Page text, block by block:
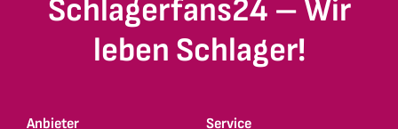
Schlagerfans24 – Wir
leben Schlager!
Anbieter Service